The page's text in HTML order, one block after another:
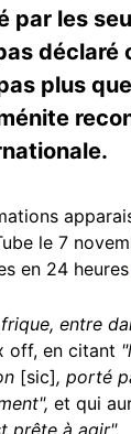
par les
déclaré
plus
le 7
en 24
entre
off, en citant
[sic], porté
et qui
prête à agir".